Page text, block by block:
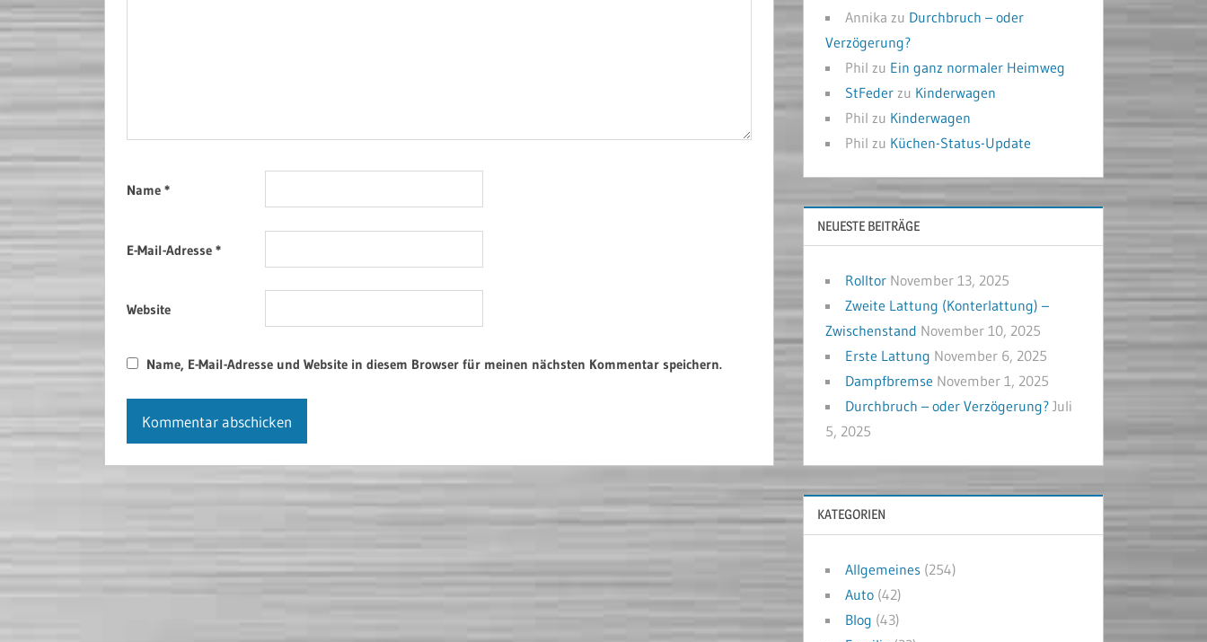
Name *
E-Mail-Adresse *
Website
Name, E-Mail-Adresse und Website in diesem Browser für meinen nächsten Kommentar speichern.
Annika zu Durchbruch – oder
Verzögerung?
Phil zu Ein ganz normaler Heimweg
StFeder zu Kinderwagen
Phil zu Kinderwagen
Phil zu Küchen-Status-Update
NEUESTE BEITRÄGE
Rolltor November 13, 2025
Zweite Lattung (Konterlattung) –
Zwischenstand November 10, 2025
Erste Lattung November 6, 2025
Dampfbremse November 1, 2025
Durchbruch – oder Verzögerung? Juli
5, 2025
KATEGORIEN
Allgemeines (254)
Auto (42)
Blog (43)